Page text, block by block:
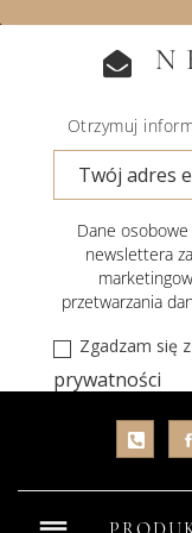
Otrzymuj
Dane
newslettera
przetwarzania
Zgadzam się
prywatności